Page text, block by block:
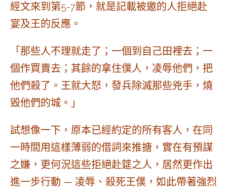
經文來到第5-7節，就是記載被邀的人拒絕赴
宴及王的反應。
「那些人不理就走了 ；一個到自己田裡去；一
個作買賣去；其餘的拿住僕人，凌辱他們，把
他們殺了 。王就大怒，發兵除滅那些兇手，燒
毀他們的城。」
試想像一下，原本已經約定的所有客人， 在同
一時間用這樣薄弱的借詞來推搪，實在有預謀
之嫌 ，更何況這些拒絕赴筵之人，居然更作出
進一步行動 — 凌辱、殺死王僕 ，如此帶著強烈